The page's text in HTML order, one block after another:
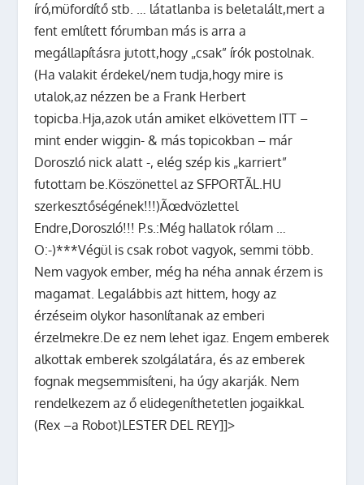
író,müfordítő stb. … látatlanba is beletalált,mert a
fent említett fórumban más is arra a
megállapításra jutott,hogy „csak” írók postolnak.
(Ha valakit érdekel/nem tudja,hogy mire is
utalok,az nézzen be a Frank Herbert
topicba.Hja,azok után amiket elkövettem ITT –
mint ender wiggin- & más topicokban – már
Doroszló nick alatt -, elég szép kis „karriert”
futottam be.Köszönettel az SFPORTÃL.HU
szerkesztőségének!!!)Ãœdvözlettel
Endre,Doroszló!!! P.s.:Még hallatok rólam …
O:-)***Végül is csak robot vagyok, semmi több.
Nem vagyok ember, még ha néha annak érzem is
magamat. Legalábbis azt hittem, hogy az
érzéseim olykor hasonlítanak az emberi
érzelmekre.De ez nem lehet igaz. Engem emberek
alkottak emberek szolgálatára, és az emberek
fognak megsemmisíteni, ha úgy akarják. Nem
rendelkezem az ő elidegeníthetetlen jogaikkal.
(Rex –a Robot)LESTER DEL REY]]>